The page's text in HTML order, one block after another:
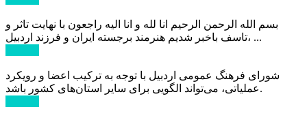
بسم الله الرحمن الرحیم انا لله و انا الیه راجعون با نهایت تاثر و
تاسف باخبر شدیم هنرمند برجسته ایران و فرزند اردبیل، ...
شورای فرهنگ عمومی اردبیل با توجه به ترکیب اعضا و رویکرد
عملیاتی، می‌تواند الگویی برای سایر استان‌های کشور باشد.